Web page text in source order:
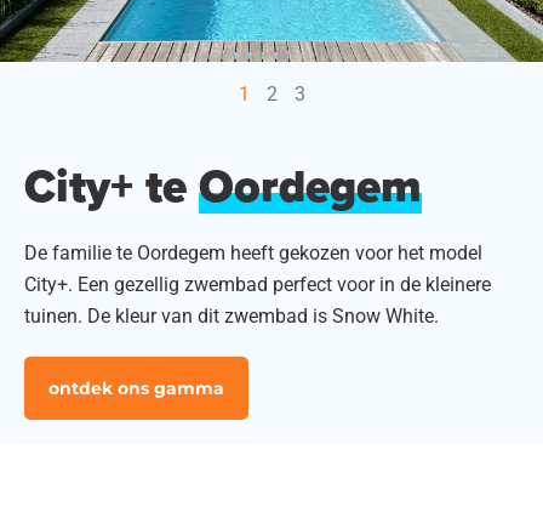
Promoties
Brochure
Vraag offerte
Contacteer ons
1 2 3
City+ teOordegem
De familie te Oordegem heeft gekozen voor het model
City+. Een gezellig zwembad perfect voor in de kleinere
tuinen. De kleur van dit zwembad is Snow White.
ontdek ons gamma